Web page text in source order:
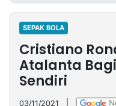
Nasional
International
Olahraga
Entertainment
Daerah
Pariwisata
Kuliner
Kolom
Network
SEPAK BOLA
Cristiano
Atalanta
Sendiri
03/11/2021